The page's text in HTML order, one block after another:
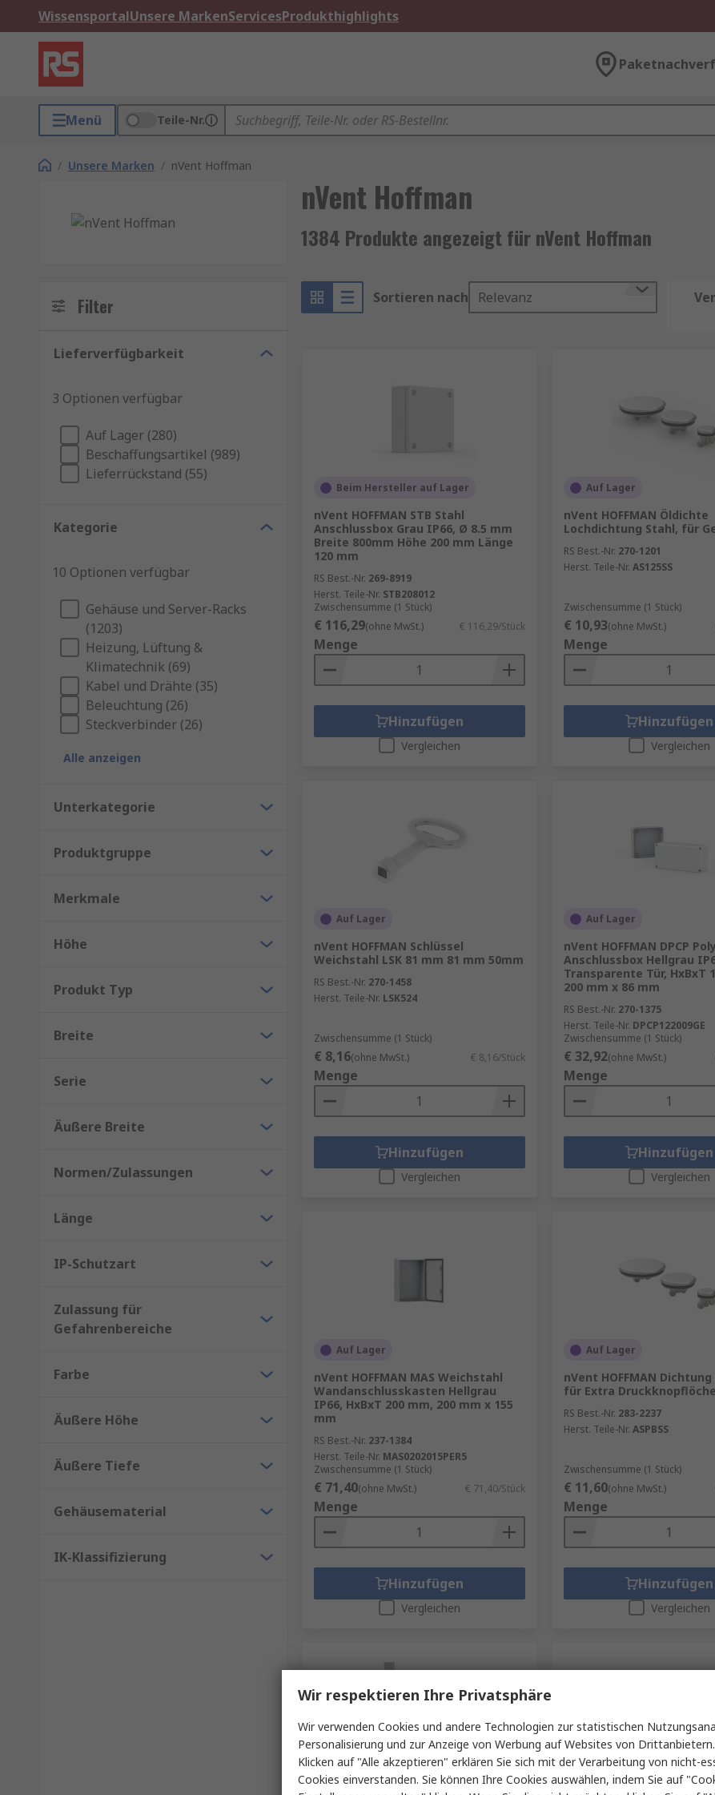
WissensportalUnsere MarkenServicesProdukthighlights
Menü Teile-Nr.
/ Unsere Marken / nVent Hoffman
nVent Hoffman
1384 Produkte angezeigt für nVent Hoffman
Filter
Lieferverfügbarkeit
3 Optionen verfügbar
Auf Lager (280)
Beschaffungsartikel (989)
Lieferrückstand (55)
Kategorie
10 Optionen verfügbar
Gehäuse und Server-Racks
(1203)
Heizung, Lüftung &
Klimatechnik (69)
Kabel und Drähte (35)
Beleuchtung (26)
Steckverbinder (26)
Alle anzeigen
Unterkategorie
Produktgruppe
Merkmale
Höhe
Produkt Typ
Breite
Serie
Äußere Breite
Normen/Zulassungen
Länge
IP-Schutzart
Zulassung für
Gefahrenbereiche
Farbe
Äußere Höhe
Äußere Tiefe
Gehäusematerial
IK-Klassifizierung
Sortieren nach Relevanz
Beim Hersteller auf Lager
nVent HOFFMAN STB Stahl
Anschlussbox Grau IP66, Ø 8.5 mm
Breite 800mm Höhe 200 mm Länge
120 mm
RS Best.-Nr. 269-8919
Herst. Teile-Nr. STB208012
Zwischensumme (1 Stück)
€ 116,29(ohne MwSt.) € 116,29/Stück
Menge
Hinzufügen
Vergleichen
Auf Lager
nVent HOFFMAN Öldichte
Lochdichtung Stahl, für
RS Best.-Nr. 270-1201
Herst. Teile-Nr. AS125SS
Zwischensumme (1 Stück)
€ 10,93(ohne MwSt.)
Menge
Hinzufügen
Vergleichen
Auf Lager
nVent HOFFMAN Schlüssel
Weichstahl LSK 81 mm 81 mm 50mm
RS Best.-Nr. 270-1458
Herst. Teile-Nr. LSK524
Zwischensumme (1 Stück)
€ 8,16(ohne MwSt.) € 8,16/Stück
Menge
Hinzufügen
Vergleichen
Auf Lager
nVent HOFFMAN DPCP
Anschlussbox Hellgrau
Transparente Tür, HxBxT
200 mm x 86 mm
RS Best.-Nr. 270-1375
Herst. Teile-Nr. DPCP122009GE
Zwischensumme (1 Stück)
€ 32,92(ohne MwSt.)
Menge
Hinzufügen
Vergleichen
Auf Lager
nVent HOFFMAN MAS Weichstahl
Wandanschlusskasten Hellgrau
IP66, HxBxT 200 mm, 200 mm x 155
mm
RS Best.-Nr. 237-1384
Herst. Teile-Nr. MAS0202015PER5
Zwischensumme (1 Stück)
€ 71,40(ohne MwSt.) € 71,40/Stück
Menge
Hinzufügen
Vergleichen
Auf Lager
nVent HOFFMAN
für Extra
RS Best.-Nr. 283-2237
Herst. Teile-Nr. ASPBSS
Zwischensumme (1 Stück)
€ 11,60(ohne MwSt.)
Menge
Hinzufügen
Vergleichen
Auf Lager Vorübergehend
Wir respektieren Ihre Privatsphäre
Wir verwenden Cookies und andere Technologien zur statistischen
Personalisierung und zur Anzeige von Werbung auf Websites von
Klicken auf "Alle akzeptieren" erklären Sie sich mit der Verarbeitung von nicht-
Cookies einverstanden. Sie können Ihre Cookies auswählen, indem Sie auf